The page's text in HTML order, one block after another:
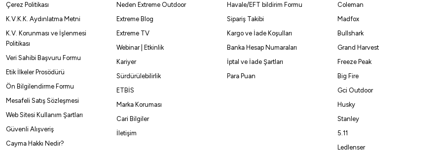
%10
Trio Force 197cm 90-210gr 2 Parça Tekne Kamışı
₺
Havale ile 2.564,15 ₺
Çerez Politikası
K.V.K.K. Aydınlatma Metni
K.V. Korunması ve İşlenmesi
Politikası
Veri Sahibi Başvuru Formu
Etik İlkeler Prosödürü
Ön Bilgilendirme Formu
Mesafeli Satış Sözleşmesi
Web Sitesi Kullanım Şartları
Güvenli Alışveriş
Cayma Hakkı Nedir?
Neden Extreme Outdoor
Extreme Blog
Extreme TV
Webinar | Etkinlik
Kariyer
Sürdürülebilirlik
ETBİS
Marka Koruması
Cari Bilgiler
İletişim
Havale/EFT bildirim Formu
Sipariş Takibi
Kargo ve İade Koşulları
Banka Hesap Numaraları
İptal ve İade Şartları
Para Puan
Coleman
Madfox
Bullshark
Grand Harvest
Freeze Peak
Big Fire
Gci Outdoor
Husky
Stanley
5.11
Ledlenser